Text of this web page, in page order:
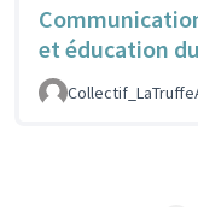
et éducation